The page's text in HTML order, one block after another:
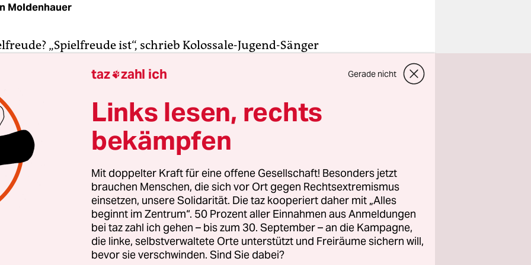
Moldenhauer
„Spielfreude ist“, schrieb Kolossale-Jugend-Sänger
von Ostzonensuppenwürfelmachenkrebs in der taz,
sich seiner Sache so sicher sein kann, dass man sich im
oder beim musikalischen Albern etwas herausnimmt,
dass aus dem Albern beim Spielen etwas
entsteht“.Zwei Jahre später legten
nach und veröffentlichten die EP
Beide erschienen ebenfalls 1998 zusammengefasst als
ist seit Längerem dabei, Musik, die man damals etwas
dem Namen Hamburger Schule zusammengefasst hat,
taz zahl ich Gerade nicht
Links lesen, rechts
bekämpfen
Mit doppelter Kraft für eine offene Gesellschaft! Besonders jetzt
brauchen Menschen, die sich vor Ort gegen Rechtsextremismus
einsetzen, unsere Solidarität. Die taz kooperiert daher mit „Alles
beginnt im Zentrum“. 50 Prozent aller Einnahmen aus Anmeldungen
bei taz zahl ich gehen – bis zum 30. September – an die Kampagne,
die linke, selbstverwaltete Orte unterstützt und Freiräume sichern will,
bevor sie verschwinden. Sind Sie dabei?